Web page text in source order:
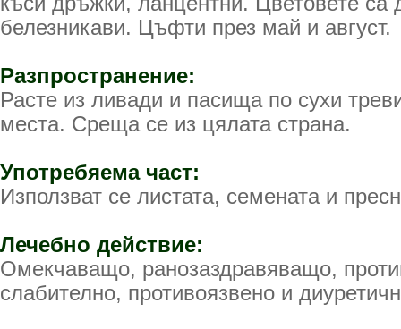
белезникави. Цъфти през май и август.
Разпространение:
Расте из ливади и пасища по сухи
места. Среща се из цялата страна.
Употребяема част:
Използват се листата, семената и
Лечебно действие:
Омекчаващо, ранозаздравяващо,
слабително, противоязвено и